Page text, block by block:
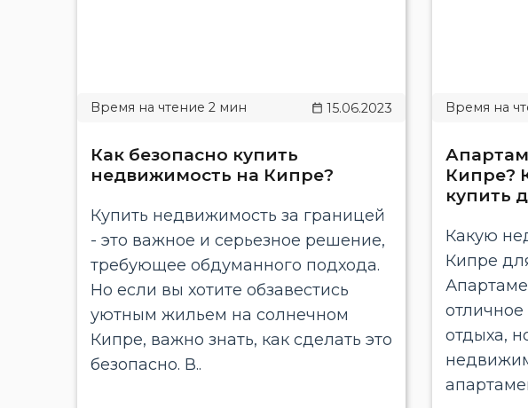
15.06.2023
Как безопасно купить
недвижимость на Кипре?
Купить недвижимость за границей
- это важное и серьезное решение,
требующее обдуманного подхода.
Но если вы хотите обзавестись
уютным жильем на солнечном
Кипре, важно знать, как сделать это
безопасно. В..
Кипре?
купить
Какую
Кипре
отличное
отдыха,